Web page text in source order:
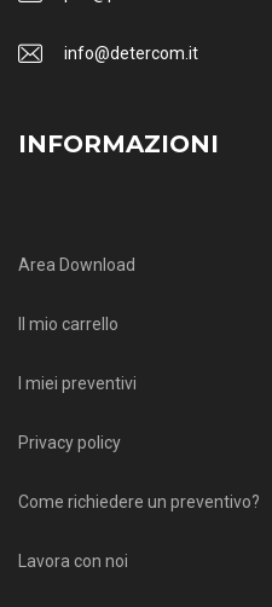
info@detercom.it
INFORMAZIONI
Area Download
Il mio carrello
I miei preventivi
Privacy policy
Come richiedere un preventivo?
Lavora con noi